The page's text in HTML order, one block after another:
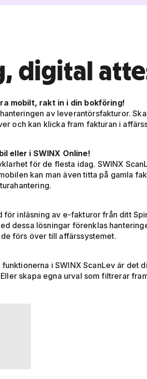
digital
mobilt, rakt in i din bokföring!
av leverantörsfakturor.
och kan klicka fram fakturan i
eller i SWINX Online!
för de flesta idag. SWINX
kan man även titta på gamla
för inläsning av e-fakturor från ditt
dessa lösningar förenklas
förs över till affärssystemet.
funktionerna i SWINX ScanLev är
skapa egna urval som filtrerar